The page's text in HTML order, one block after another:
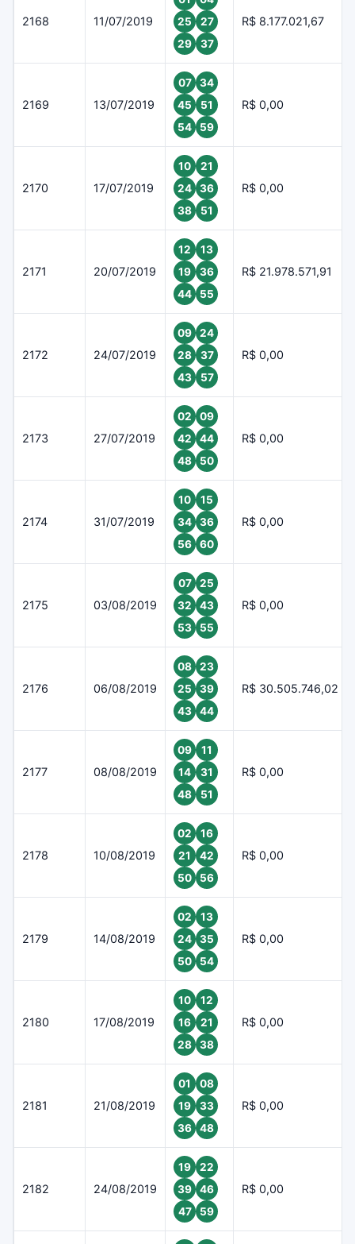
2168 11/07/2019
25
27
29
37
R$ 8.177.021,67
2169 13/07/2019
07
34
45
51
54
59
R$ 0,00
2170 17/07/2019
10
21
24
36
38
51
R$ 0,00
2171 20/07/2019
12
13
19
36
44
55
R$ 21.978.571,91
2172 24/07/2019
09
24
28
37
43
57
R$ 0,00
2173 27/07/2019
02
09
42
44
48
50
R$ 0,00
2174 31/07/2019
10
15
34
36
56
60
R$ 0,00
2175 03/08/2019
07
25
32
43
53
55
R$ 0,00
2176 06/08/2019
08
23
25
39
43
44
R$ 30.505.746,02
2177 08/08/2019
09
11
14
31
48
51
R$ 0,00
2178 10/08/2019
02
16
21
42
50
56
R$ 0,00
2179 14/08/2019
02
13
24
35
50
54
R$ 0,00
2180 17/08/2019
10
12
16
21
28
38
R$ 0,00
2181 21/08/2019
01
08
19
33
36
48
R$ 0,00
2182 24/08/2019
19
22
39
46
47
59
R$ 0,00